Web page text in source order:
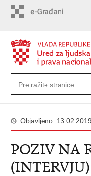
Objavljeno: 13.02.2019.
POZIV NA
(INTERVJU)